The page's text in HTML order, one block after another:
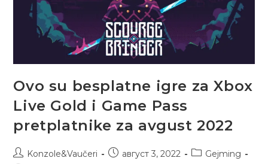
Ovo su besplatne igre za Xbox
Live Gold i Game Pass
pretplatnike za avgust 2022
Konzole&Vaučeri август 3, 2022
Gejming